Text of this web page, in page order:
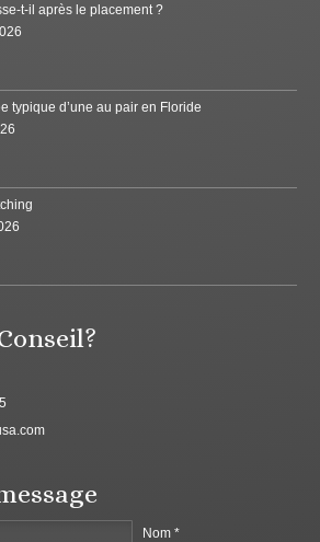
t-il après le placement ?
typique d’une au pair en Floride
Nom *